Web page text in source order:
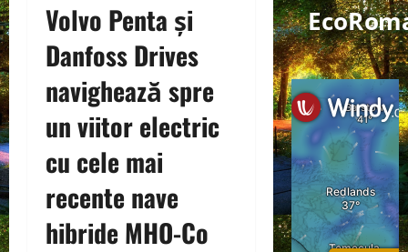
Volvo Penta și
Danfoss Drives
navighează spre
un viitor electric
cu cele mai
recente nave
hibride MHO-Co